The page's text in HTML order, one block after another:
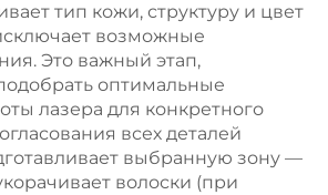
тип кожи, структуру и цвет
возможные
Это важный этап,
оптимальные
лазера для конкретного
всех деталей
выбранную зону —
волоски (при